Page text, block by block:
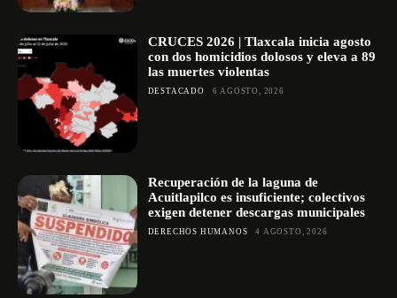
CRUCES 2026 | Tlaxcala inicia agosto
con dos homicidios dolosos y eleva a 89
las muertes violentas
DESTACADO 6 AGOSTO, 2026
Recuperación de la laguna de
Acuitlapilco es insuficiente; colectivos
exigen detener descargas municipales
DERECHOS HUMANOS 4 AGOSTO, 2026